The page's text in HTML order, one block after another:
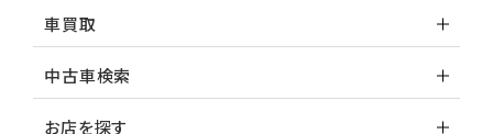
車買取
中古車検索
お店を探す